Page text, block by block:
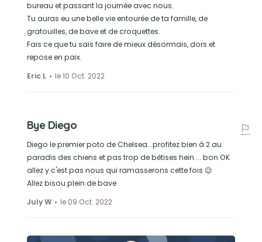
bureau et passant la journée avec nous.
Tu auras eu une belle vie entourée de ta famille, de
gratouilles, de bave et de croquettes.
Fais ce que tu sais faire de mieux désormais, dors et
repose en paix.
Eric L
le 10 Oct. 2022
Bye Diego
Diego le premier poto de Chelsea...profitez bien à 2 au
paradis des chiens et pas trop de bêtises hein.... bon OK
allez y c'est pas nous qui ramasserons cette fois 😉
Allez bisou plein.de bave
July W
le 09 Oct. 2022